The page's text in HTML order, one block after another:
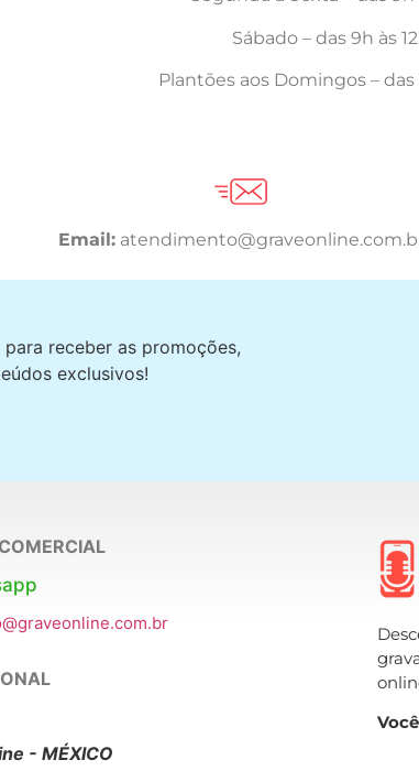
Sábado – das 9h às
Plantões aos Domingos – das
Email:
receber as promoções,
exclusivos!
- MÉXICO